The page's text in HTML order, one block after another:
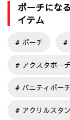
ポーチにな
イテム
ポーチ
アクスタポーチ
バニティポー
アクリルスタ